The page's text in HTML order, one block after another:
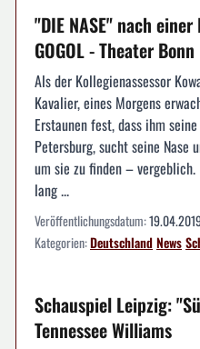
"DIE NASE" nach
GOGOL - Theater Bonn
Als der Kollegienassessor
Kavalier, eines Morgens
Erstaunen fest, dass ihm
Petersburg, sucht seine Nase
um sie zu finden –
lang ...
Veröffentlichungsdatum:
Kategorien:DeutschlandNews
Schauspiel Leipzig:
Tennessee Williams